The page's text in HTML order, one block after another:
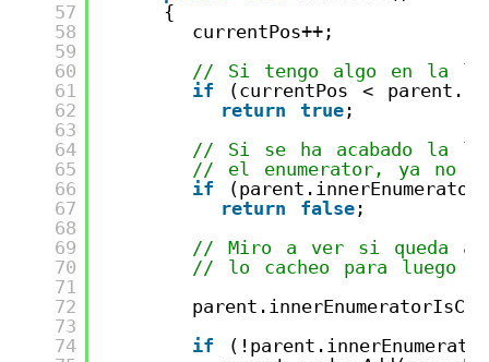
57
58
59
60
61
62
63
64
65
66
67
68
69
70
71
72
73
74
{
currentPos++;
// Si tengo algo en la
if
(currentPos <
return
true ;
// Si se ha acabado la
// el enumerator, ya no
if
return
false ;
// Miro a ver si queda
// lo cacheo para luego
if